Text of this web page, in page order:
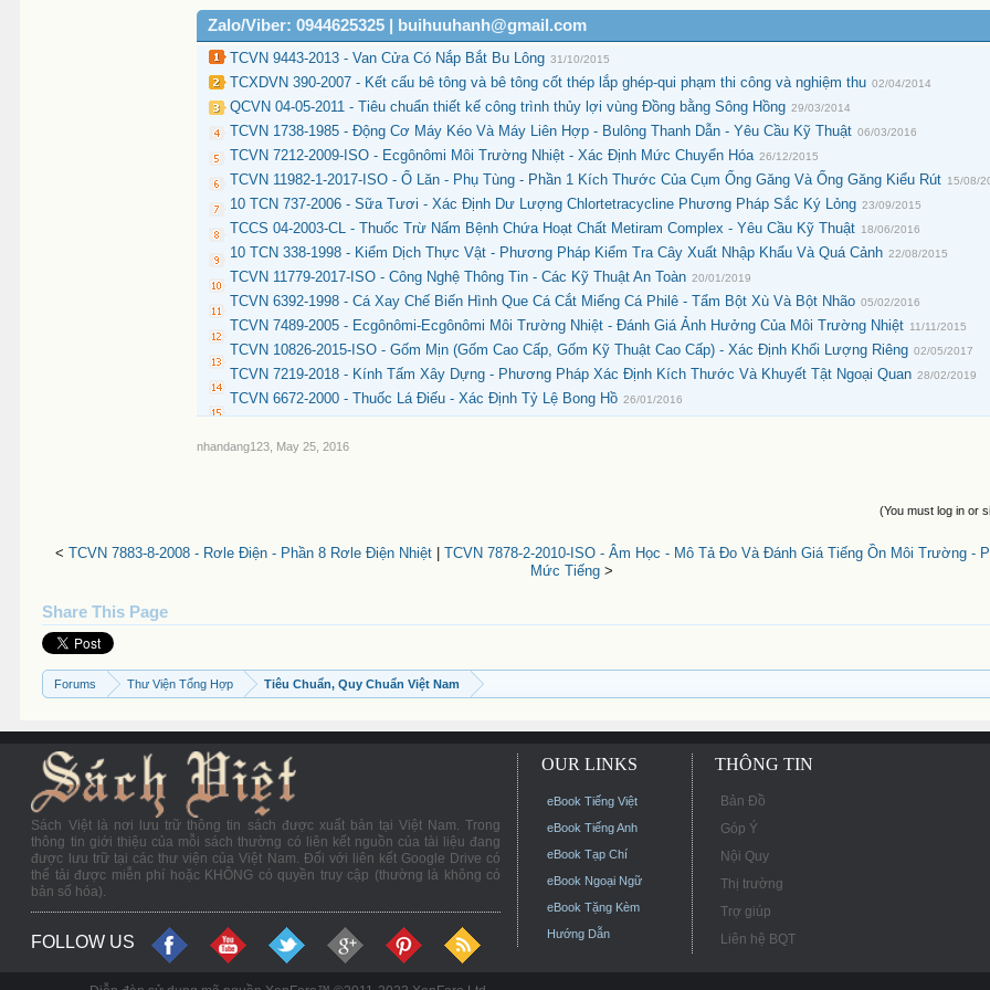
Zalo/Viber: 0944625325 | buihuuhanh@gmail.com
TCVN 9443-2013 - Van Cửa Có Nắp Bắt Bu Lông 31/10/2015
TCXDVN 390-2007 - Kết cấu bê tông và bê tông cốt thép lắp ghép-qui phạm thi công và nghiệm thu 02/04/2014
QCVN 04-05-2011 - Tiêu chuẩn thiết kế công trình thủy lợi vùng Đồng bằng Sông Hồng 29/03/2014
TCVN 1738-1985 - Động Cơ Máy Kéo Và Máy Liên Hợp - Bulông Thanh Dẫn - Yêu Cầu Kỹ Thuật 06/03/2016
TCVN 7212-2009-ISO - Ecgônômi Môi Trường Nhiệt - Xác Định Mức Chuyển Hóa 26/12/2015
TCVN 11982-1-2017-ISO - Ổ Lăn - Phụ Tùng - Phần 1 Kích Thước Của Cụm Ống Găng Và Ống Găng Kiểu Rút 15/08/
10 TCN 737-2006 - Sữa Tươi - Xác Định Dư Lượng Chlortetracycline Phương Pháp Sắc Ký Lỏng 23/09/2015
TCCS 04-2003-CL - Thuốc Trừ Nấm Bệnh Chứa Hoạt Chất Metiram Complex - Yêu Cầu Kỹ Thuật 18/06/2016
10 TCN 338-1998 - Kiểm Dịch Thực Vật - Phương Pháp Kiểm Tra Cây Xuất Nhập Khẩu Và Quá Cảnh 22/08/2015
TCVN 11779-2017-ISO - Công Nghệ Thông Tin - Các Kỹ Thuật An Toàn 20/01/2019
TCVN 6392-1998 - Cá Xay Chế Biến Hình Que Cá Cắt Miếng Cá Philê - Tẩm Bột Xù Và Bột Nhão 05/02/2016
TCVN 7489-2005 - Ecgônômi-Ecgônômi Môi Trường Nhiệt - Đánh Giá Ảnh Hưởng Của Môi Trường Nhiệt 11/11/2015
TCVN 10826-2015-ISO - Gốm Mịn (Gốm Cao Cấp, Gốm Kỹ Thuật Cao Cấp) - Xác Định Khối Lượng Riêng 02/05/2017
TCVN 7219-2018 - Kính Tấm Xây Dựng - Phương Pháp Xác Định Kích Thước Và Khuyết Tật Ngoại Quan 28/02/2019
TCVN 6672-2000 - Thuốc Lá Điếu - Xác Định Tỷ Lệ Bong Hồ 26/01/2016
nhandang123 May 25, 2016
(You must log in or
< TCVN 7883-8-2008 - Rơle Điện - Phần 8 Rơle Điện Nhiệt| TCVN 7878-2-2010-ISO - Âm Học - Mô Tả Đo Và Đánh Giá Tiếng Ồn Môi Trường -
Mức Tiếng>
Share This Page
Forums Thư Viện Tổng Hợp Tiêu Chuẩn, Quy Chuẩn Việt Nam
Sách Việt là nơi lưu trữ thông tin sách được xuất bản tại Việt Nam. Trong
thông tin giới thiệu của mỗi sách thường có liên kết nguồn của tài liệu đang
được lưu trữ tại các thư viện của Việt Nam. Đối với liên kết Google Drive có
thể tải được miễn phí hoặc KHÔNG có quyền truy cập (thường là không có
bản số hóa).
FOLLOW US
OUR LINKS
eBook Tiếng Việt
eBook Tiếng Anh
eBook Tạp Chí
eBook Ngoại Ngữ
eBook Tặng Kèm
Hướng Dẫn
THÔNG TIN
Bản Đồ
Góp Ý
Nội Quy
Thị trường
Trợ giúp
Liên hệ BQT